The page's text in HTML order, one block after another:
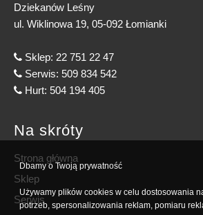
Dziekanów Leśny
ul. Wiklinowa 19, 05-092 Łomianki
Sklep: 22 751 22 47
Serwis: 509 834 542
Hurt: 504 194 405
Na skróty
Strona główna
Sklep
Serwis
Dbamy o Twoją prywatność
Używamy plików cookies w celu dostosowania
potrzeb, spersonalizowania reklam, pomiaru